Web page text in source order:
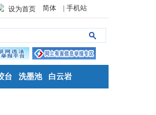
设为首页 简体 | 手机站
台 洗墨池 白云岩